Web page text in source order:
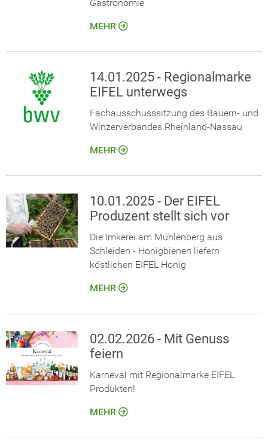
Gastronomie
MEHR
14.01.2025 - Regionalmarke
EIFEL unterwegs
Fachausschusssitzung des Bauern- und
Winzerverbandes Rheinland-Nassau
MEHR
10.01.2025 - Der EIFEL
Produzent stellt sich vor
Die Imkerei am Mühlenberg aus
Schleiden - Honigbienen liefern
köstlichen EIFEL Honig
MEHR
02.02.2026 - Mit Genuss
feiern
Karneval mit Regionalmarke EIFEL
Produkten!
MEHR